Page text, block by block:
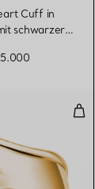
Cuff in
schwarzer
in Gold mit